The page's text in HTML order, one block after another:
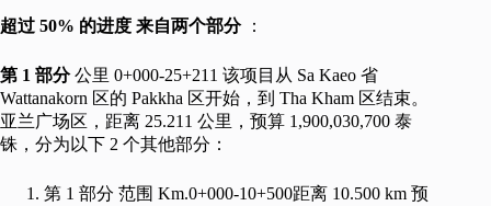
超过 50% 的进度 来自两个部分：
第 1 部分公里 0+000-25+211 该项目从 Sa Kaeo 省
Wattanakorn 区的 Pakkha 区开始，到 Tha Kham 区结束。
亚兰广场区，距离 25.211 公里，预算 1,900,030,700 泰
铢，分为以下 2 个其他部分：
第 1 部分 范围 Km.0+000-10+500距离 10.500 km 预